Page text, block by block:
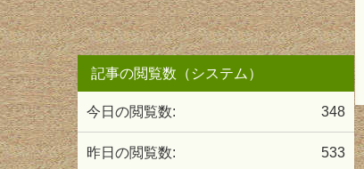
記事の閲覧数（システム）
348
今日の閲覧数:
533
昨日の閲覧数: